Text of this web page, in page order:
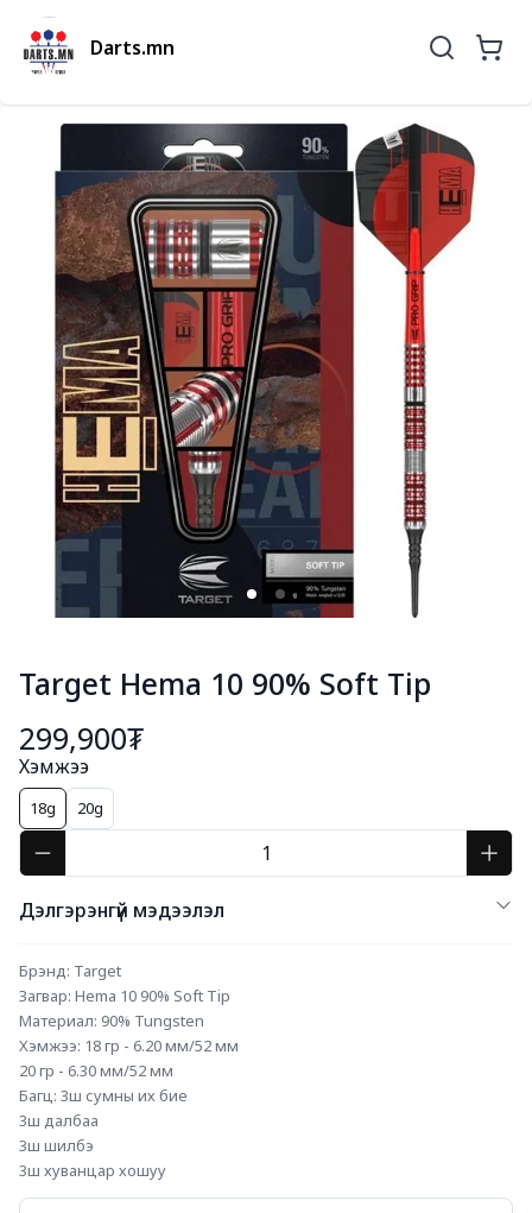
Darts.mn
Target Hema 10 90% Soft Tip
299,900₮
Хэмжээ
18g 20g
Дэлгэрэнгүй мэдээлэл
Брэнд: Target
Загвар: Hema 10 90% Soft Tip
Материал: 90% Tungsten
Хэмжээ: 18 гр - 6.20 мм/52 мм
20 гр - 6.30 мм/52 мм
Багц: 3ш сумны их бие
3ш далбаа
3ш шилбэ
3ш хуванцар хошуу